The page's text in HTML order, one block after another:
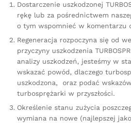
Dostarczenie uszkodzonej
rękę lub za pośrednictwem
o tym wspomnieć w komentarzu
Regeneracja rozpoczyna się od
przyczyny uszkodzenia
analizy uszkodzeń, jesteśmy w
wskazać powód, dlaczego
uszkodzona, oraz podać
turbosprężarki w przyszłości.
Określenie stanu zużycia
wymiana na nowe (najlepszej